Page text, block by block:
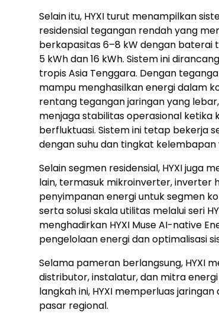
Selain itu, HYXI turut menampilkan
residensial tegangan rendah yang
berkapasitas 6–8 kW dengan
5 kWh dan 16 kWh. Sistem ini
tropis Asia Tenggara. Dengan
mampu menghasilkan energi dalam
rentang tegangan jaringan yang
menjaga stabilitas operasional ketika
berfluktuasi. Sistem ini tetap bekerja
dengan suhu dan tingkat kelembapan
Selain segmen residensial, HYXI juga
lain, termasuk mikroinverter, inverter
penyimpanan energi untuk segmen
serta solusi skala utilitas melalui seri
menghadirkan HYXI Muse AI-native
pengelolaan energi dan optimalisasi
Selama pameran berlangsung, HYXI
distributor, instalatur, dan mitra energi
langkah ini, HYXI memperluas
pasar regional.